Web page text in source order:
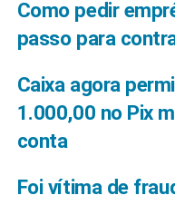
Como pedir
passo para
Caixa agora
1.000,00 no Pix
conta
Foi vítima de